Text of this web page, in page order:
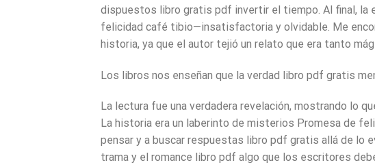
dispuestos libro gratis pdf invertir el tiempo. Al final, la
felicidad café tibio—insatisfactoria y olvidable. Me
historia, ya que el autor tejió un relato que era tanto
Los libros nos enseñan que la verdad libro pdf gratis
La lectura fue una verdadera revelación, mostrando lo
La historia era un laberinto de misterios Promesa de
pensar y a buscar respuestas libro pdf gratis allá de lo
trama y el romance libro pdf algo que los escritores